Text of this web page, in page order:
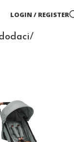
LOGIN / REGISTER